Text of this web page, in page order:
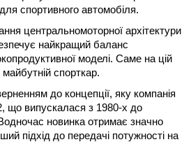
спортивного автомобіля.
центральномоторної архітектури
найкращий баланс
моделі. Саме на цій
спорткар.
до концепції, яку компанія
що випускалася з 1980-х до
новинка отримає значно
підхід до передачі потужності на